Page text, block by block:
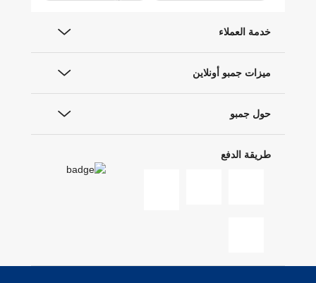
خدمة العملاء
ميزات جمبو أونلاين
حول جمبو
طريقة الدفع